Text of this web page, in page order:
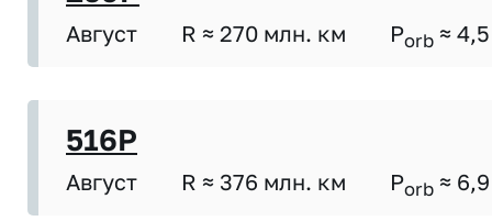
Август R ≈ 270 млн. км Porb ≈ 4,5
516P
Август R ≈ 376 млн. км Porb ≈ 6,9